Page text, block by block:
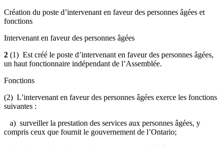
Création du poste d’intervenant en faveur des personnes âgées et
fonctions
Intervenant en faveur des personnes âgées
2 (1) Est créé le poste d’intervenant en faveur des personnes âgées,
un haut fonctionnaire indépendant de l’Assemblée.
Fonctions
(2) L’intervenant en faveur des personnes âgées exerce les fonctions
suivantes :
a) surveiller la prestation des services aux personnes âgées, y
compris ceux que fournit le gouvernement de l’Ontario;